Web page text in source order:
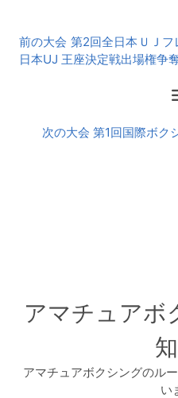
後
の
前の大会 第2回全日本ＵＪ
日本UJ 王座決定戦出場権争
次の大会 第1回国際ボク
アマチュアボ
アマチュアボクシングのル
い